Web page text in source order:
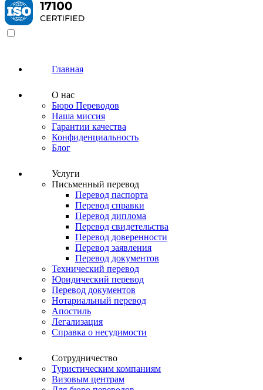
Главная
О нас
Бюро Переводов
Наша миссия
Гарантии качества
Конфиденциальность
Блог
Услуги
Письменный перевод
Перевод паспорта
Перевод справки
Перевод диплома
Перевод свидетельства
Перевод доверенности
Перевод заявления
Перевод документов
Технический перевод
Юридический перевод
Перевод документов
Нотариальный перевод
Апостиль
Легализация
Справка о несудимости
Сотрудничество
Туристическим компаниям
Визовым центрам